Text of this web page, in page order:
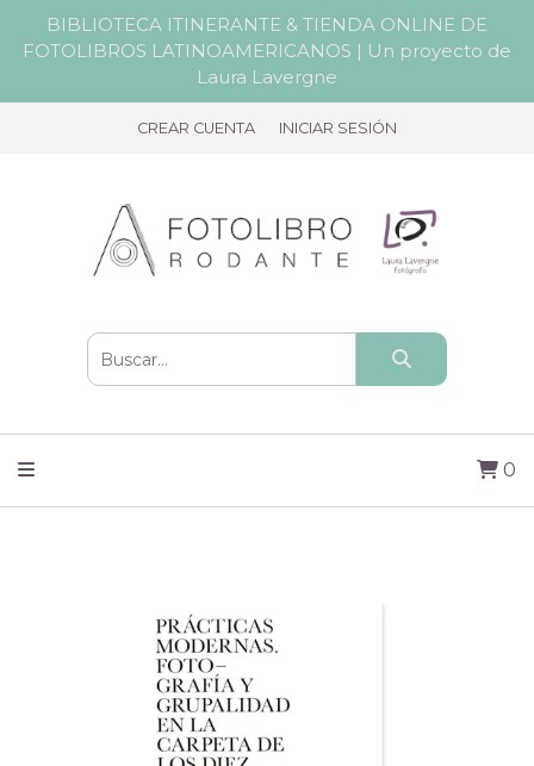
BIBLIOTECA ITINERANTE & TIENDA ONLINE DE
FOTOLIBROS LATINOAMERICANOS | Un proyecto de
Laura Lavergne
CREAR CUENTA INICIAR SESIÓN
0